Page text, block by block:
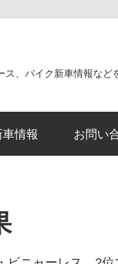
、バイク新車情報など
車情報 お問い